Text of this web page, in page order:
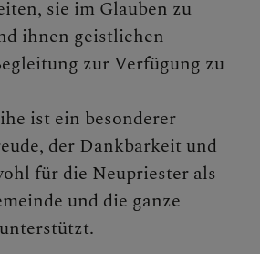
sie im Glauben zu
ihnen geistlichen
zur Verfügung zu
ist ein besonderer
der Dankbarkeit und
für die Neupriester als
und die ganze